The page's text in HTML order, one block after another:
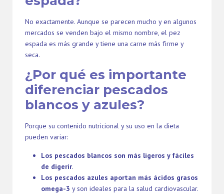
No exactamente. Aunque se parecen mucho y en algunos
mercados se venden bajo el mismo nombre, el pez
espada es más grande y tiene una carne más firme y
seca.
¿Por qué es importante
diferenciar pescados
blancos y azules?
Porque su contenido nutricional y su uso en la dieta
pueden variar:
Los pescados blancos son más ligeros y fáciles
de digerir.
Los pescados azules aportan más ácidos grasos
omega-3 y son ideales para la salud cardiovascular.